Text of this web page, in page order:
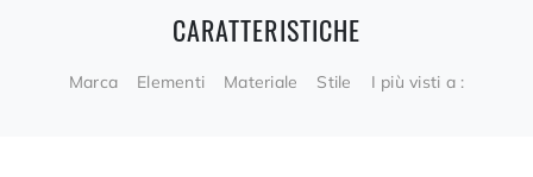
CARATTERISTICHE
Marca Elementi Materiale Stile I più visti a :